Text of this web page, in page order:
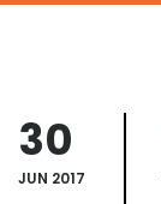
30
JUN 2017